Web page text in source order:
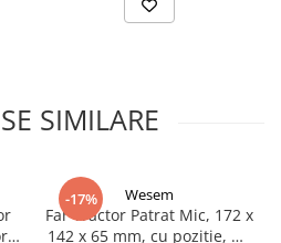
SIMILARE
-17% Wesem
Far Tractor Patrat Mic, 172 x
142 x 65 mm, cu pozitie, H4